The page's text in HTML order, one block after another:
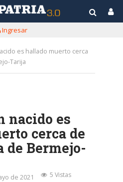
Ingresar
es hallado muerto cerca
Tarija
nacido es
cerca de
de Bermejo-
de 2021 5 Vistas